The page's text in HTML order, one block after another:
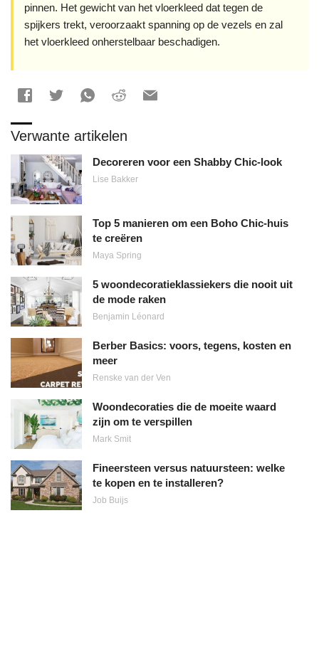
pinnen. Het gewicht van het vloerkleed dat tegen de
spijkers trekt, veroorzaakt spanning op de vezels en zal
het vloerkleed onherstelbaar beschadigen.
Verwante artikelen
Decoreren voor een Shabby Chic-look
Lise Bakker
Top 5 manieren om een Boho Chic-huis
te creëren
Maya Spring
5 woondecoratieklassiekers die nooit uit
de mode raken
Benjamin Léonard
Berber Basics: voors, tegens, kosten en
meer
Renske van der Ven
Woondecoraties die de moeite waard
zijn om te verspillen
Mark Smit
Fineersteen versus natuursteen: welke
te kopen en te installeren?
Job Buijs